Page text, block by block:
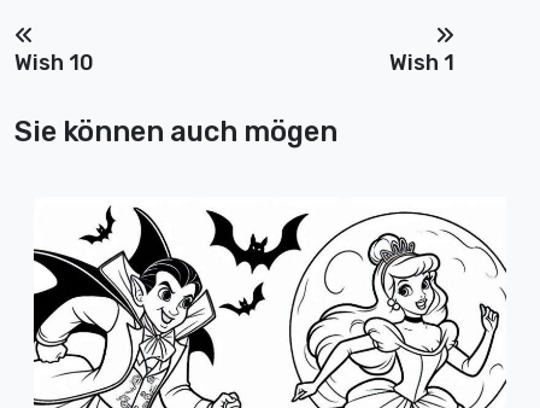
Wish 10 Wish 1
Sie können auch mögen